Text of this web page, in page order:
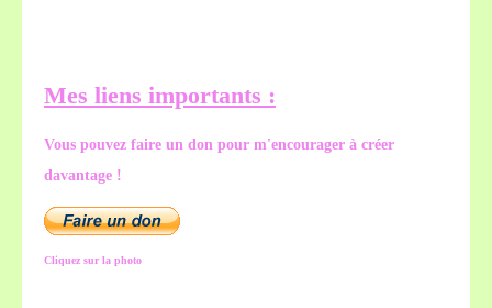
Mes liens importants :
Vous pouvez faire un don pour m'encourager à créer
davantage !
Cliquez sur la photo